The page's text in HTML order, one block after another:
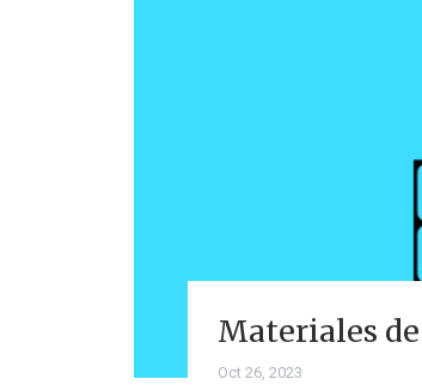
Materiales
Oct 26, 2023